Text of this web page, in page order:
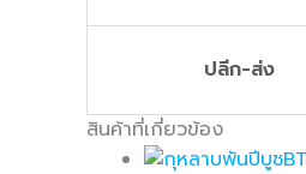
ปลีก-ส่ง
สินค้าที่เกี่ยวข้อง